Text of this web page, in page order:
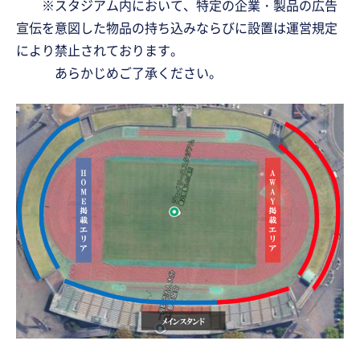
※スタジアム内において、特定の企業・製品の広告
宣伝を意図した物品の持ち込みならびに設置は運営規定
により禁止されております。
あらかじめご了承ください。